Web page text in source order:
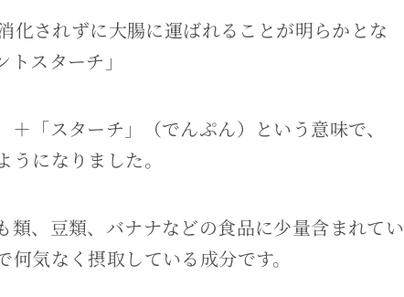
化されずに大腸に運ばれることが明らかとな
スターチ」
＋「スターチ」（でんぷん）という意味で、
うになりました。
類、豆類、バナナなどの食品に少量含まれてい
気なく摂取している成分です。